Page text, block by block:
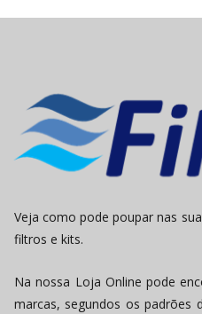
Veja como pode poupar nas
filtros e kits.
Na nossa Loja Online pode
marcas, segundos os padrões